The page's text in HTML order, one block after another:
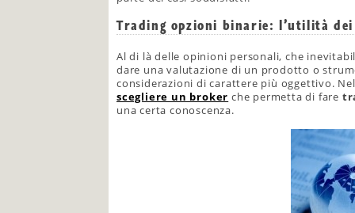
Trading opzioni binarie: l’utilità dei
Al di là delle opinioni personali, che
dare una valutazione di un prodotto o
considerazioni di carattere più oggettivo.
scegliere un broker che permetta di fare
una certa conoscenza.